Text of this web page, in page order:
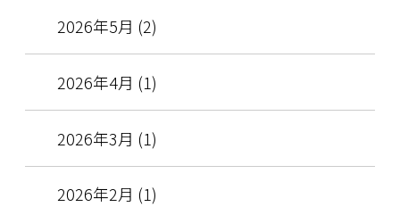
2026年5月 (2)
2026年4月 (1)
2026年3月 (1)
2026年2月 (1)